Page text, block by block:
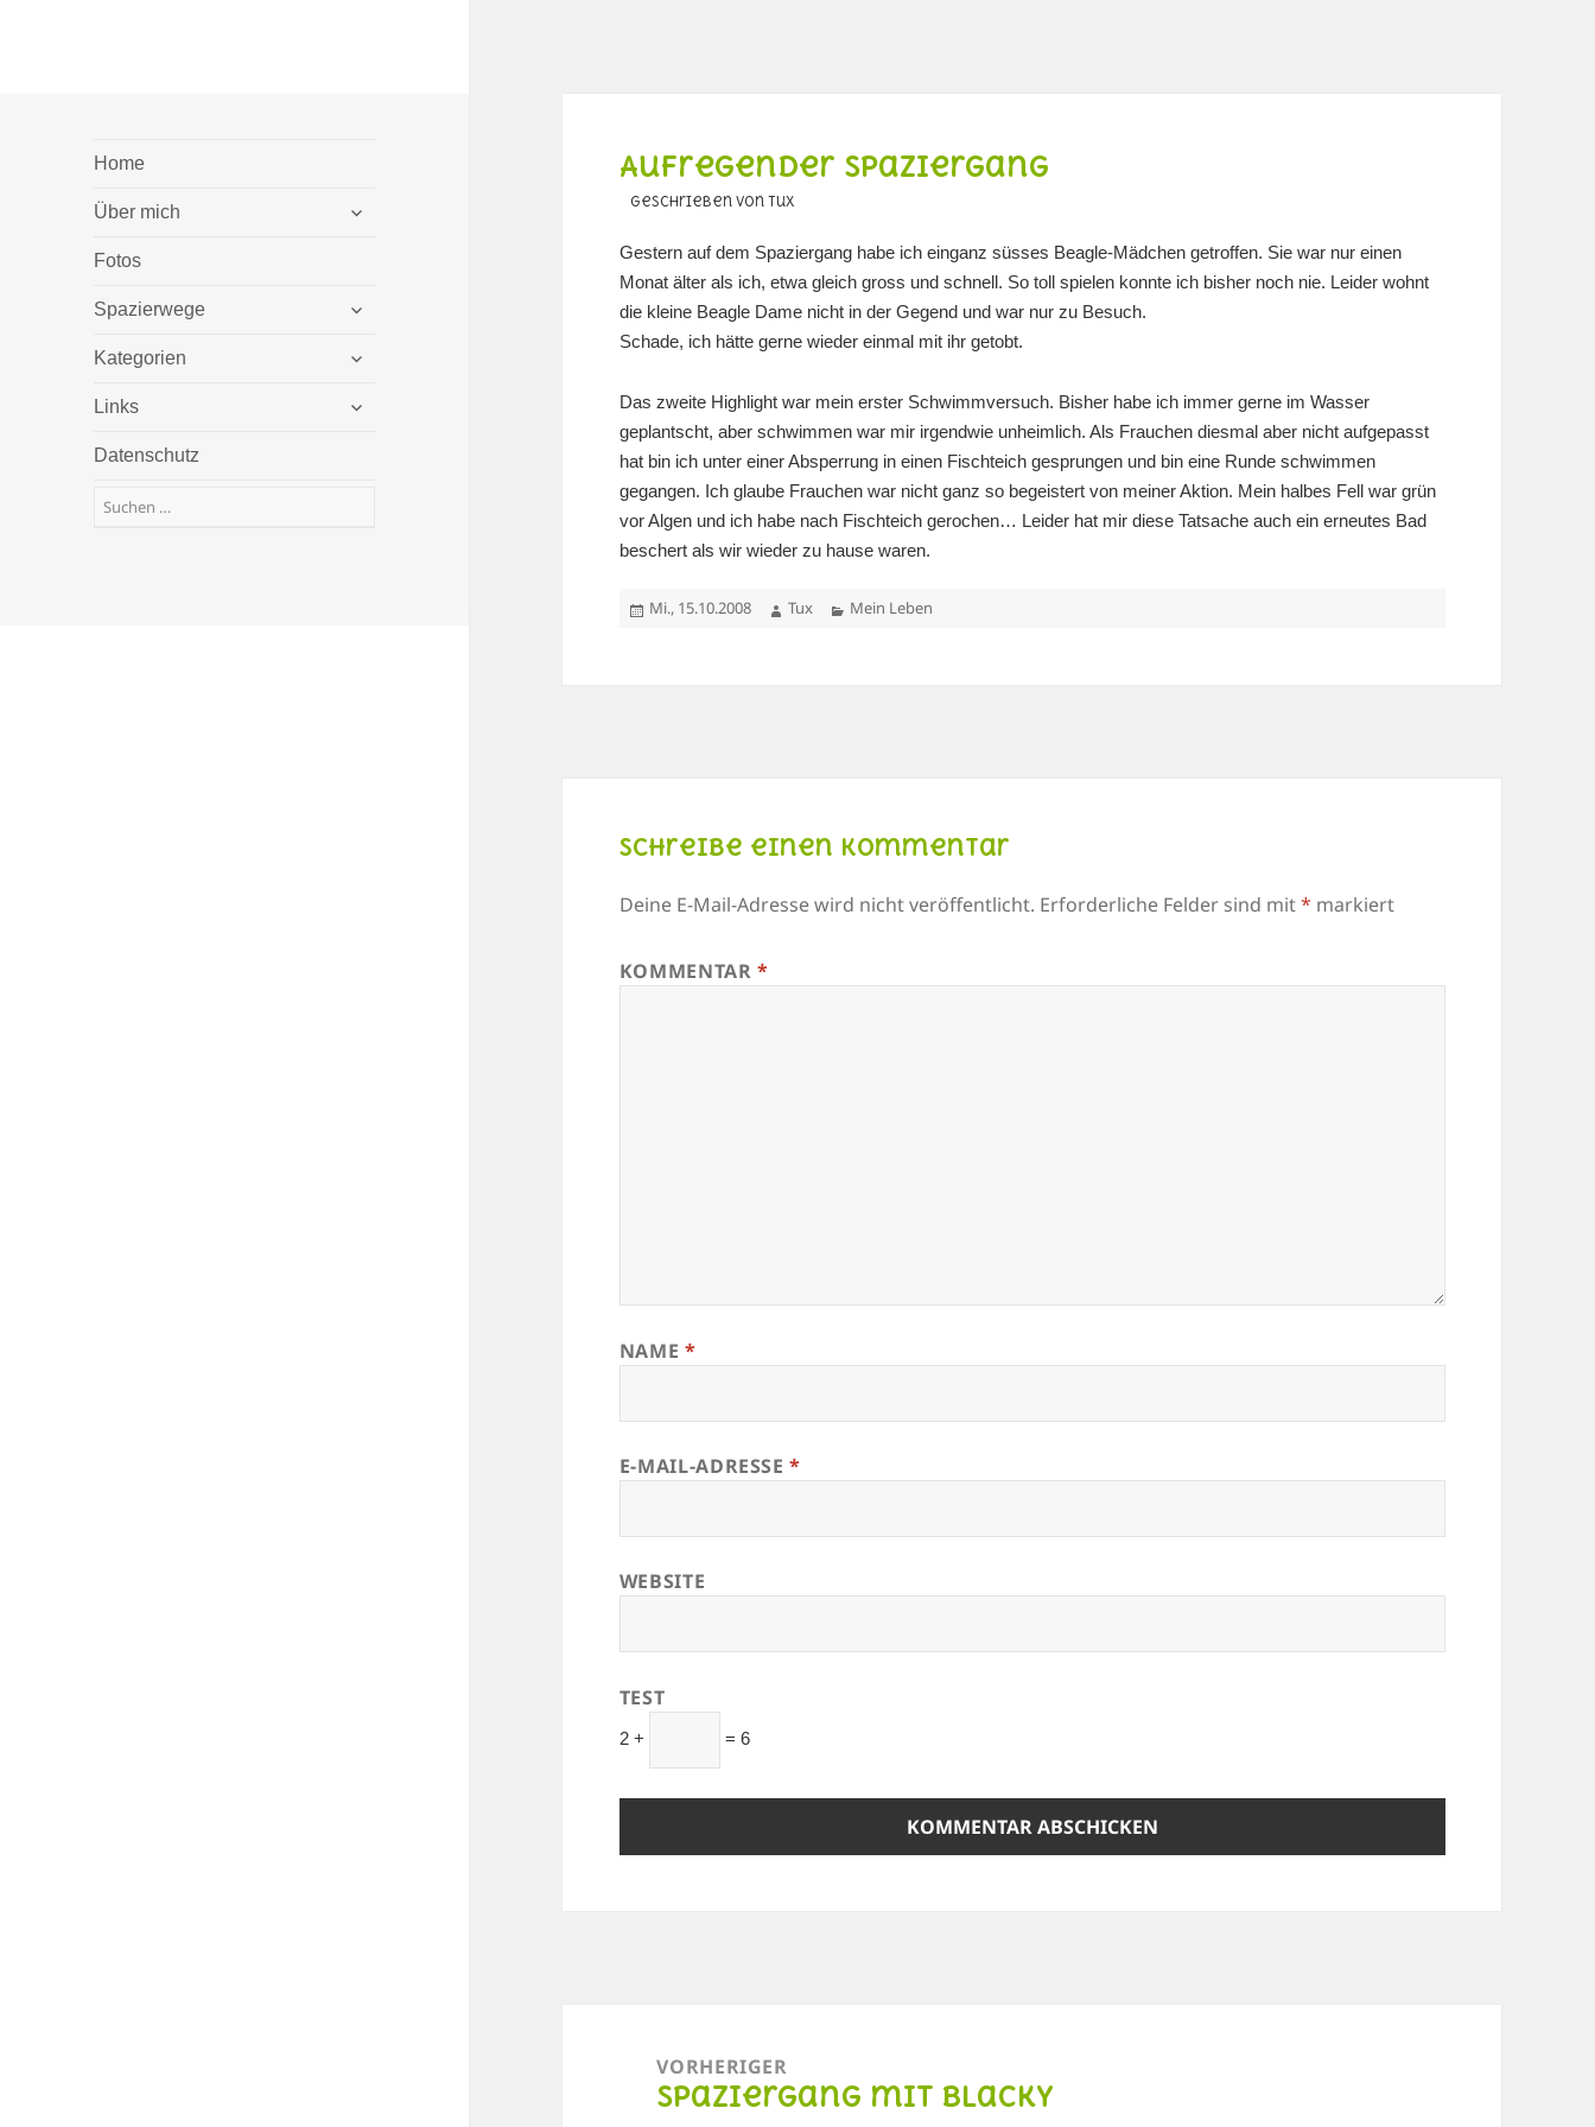
Home
Über mich
untermenü
Fotos
Spazierwege
untermenü
Kategorien
untermenü
Links
untermenü
Datenschutz
Suchen
Aufregender Spaziergang
geschrieben von Tux
Gestern auf dem Spaziergang habe ich einganz süsses Beagle-Mädchen getroffen. Sie war nur einen
Monat älter als ich, etwa gleich gross und schnell. So toll spielen konnte ich bisher noch nie. Leider wohnt
die kleine Beagle Dame nicht in der Gegend und war nur zu Besuch.
Schade, ich hätte gerne wieder einmal mit ihr getobt.
Das zweite Highlight war mein erster Schwimmversuch. Bisher habe ich immer gerne im Wasser
geplantscht, aber schwimmen war mir irgendwie unheimlich. Als Frauchen diesmal aber nicht aufgepasst
hat bin ich unter einer Absperrung in einen Fischteich gesprungen und bin eine Runde schwimmen
gegangen. Ich glaube Frauchen war nicht ganz so begeistert von meiner Aktion. Mein halbes Fell war grün
vor Algen und ich habe nach Fischteich gerochen… Leider hat mir diese Tatsache auch ein erneutes Bad
beschert als wir wieder zu hause waren.
Veröffentlicht
Mi., 15.10.2008 Autor
Tux Kategorien
Mein Leben
Schreibe einen Kommentar
Deine E-Mail-Adresse wird nicht veröffentlicht. Erforderliche Felder sind mit* markiert
KOMMENTAR*
NAME *
E-MAIL-ADRESSE*
WEBSITE
TEST
2 + = 6
VORHERIGER
Vorheriger
Spaziergang mit Blacky